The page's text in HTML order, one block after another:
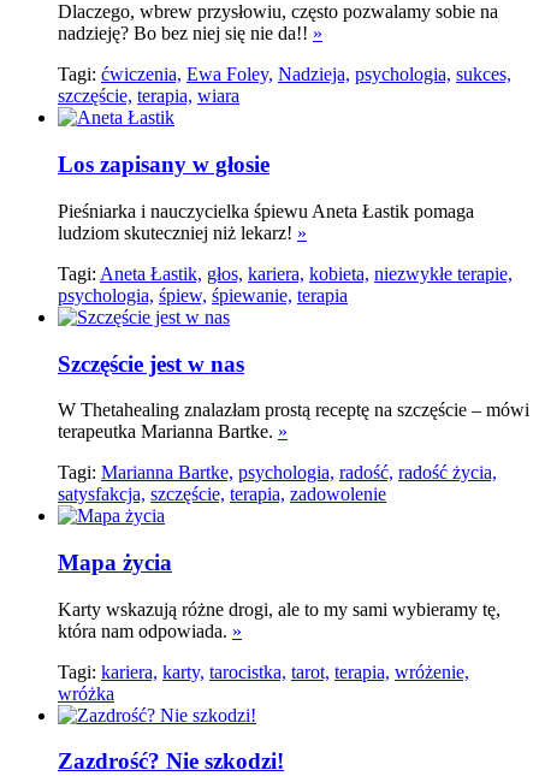
Dlaczego, wbrew przysłowiu, często pozwalamy sobie na
nadzieję? Bo bez niej się nie da!! »
Tagi: ćwiczenia, Ewa Foley, Nadzieja, psychologia, sukces,
szczęście, terapia, wiara
Los zapisany w głosie
Pieśniarka i nauczycielka śpiewu Aneta Łastik pomaga
ludziom skuteczniej niż lekarz! »
Tagi: Aneta Łastik, głos, kariera, kobieta, niezwykłe terapie,
psychologia, śpiew, śpiewanie, terapia
Szczęście jest w nas
W Thetahealing znalazłam prostą receptę na szczęście – mówi
terapeutka Marianna Bartke. »
Tagi: Marianna Bartke, psychologia, radość, radość życia,
satysfakcja, szczęście, terapia, zadowolenie
Mapa życia
Karty wskazują różne drogi, ale to my sami wybieramy tę,
która nam odpowiada. »
Tagi: kariera, karty, tarocistka, tarot, terapia, wróżenie,
wróżka
Zazdrość? Nie szkodzi!